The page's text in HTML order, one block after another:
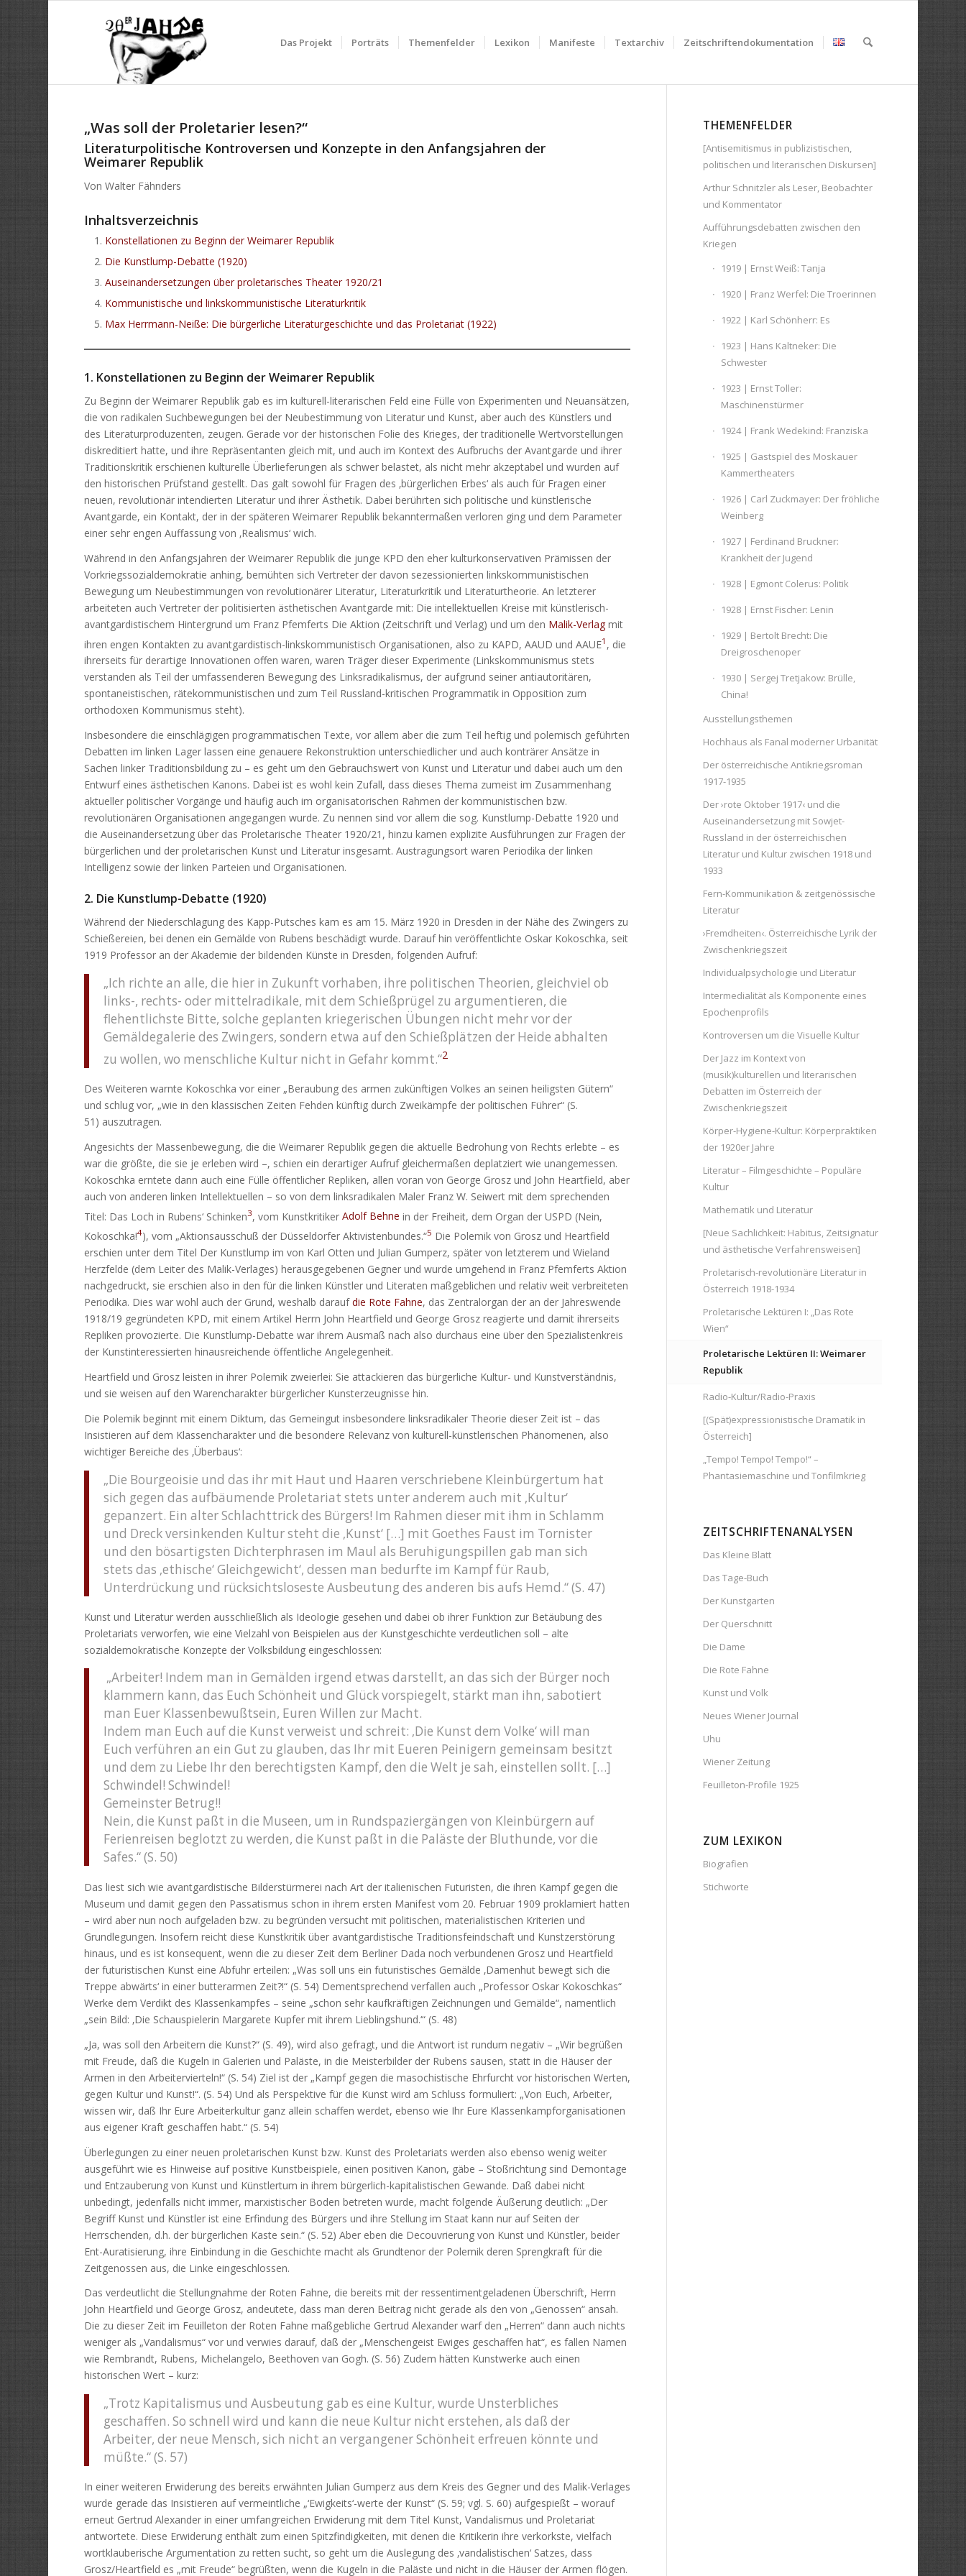
Das Projekt Porträts Themenfelder Lexikon Manifeste Textarchiv Zeitschriftendokumentation
„Was soll der Proletarier lesen?“
Literaturpolitische Kontroversen und Konzepte in den Anfangsjahren der
Weimarer Republik
Von Walter Fähnders
Inhaltsverzeichnis
Konstellationen zu Beginn der Weimarer Republik
Die Kunstlump-Debatte (1920)
Auseinandersetzungen über proletarisches Theater 1920/21
Kommunistische und linkskommunistische Literaturkritik
Max Herrmann-Neiße: Die bürgerliche Literaturgeschichte und das Proletariat (1922)
1. Konstellationen zu Beginn der Weimarer Republik
Zu Beginn der Weimarer Republik gab es im kulturell-literarischen Feld eine Fülle von Experimenten und Neuansätzen,
die von radikalen Suchbewegungen bei der Neubestimmung von Literatur und Kunst, aber auch des Künstlers und
des Literaturproduzenten, zeugen. Gerade vor der historischen Folie des Krieges, der traditionelle Wertvorstellungen
diskreditiert hatte, und ihre Repräsentanten gleich mit, und auch im Kontext des Aufbruchs der Avantgarde und ihrer
Traditionskritik erschienen kulturelle Überlieferungen als schwer belastet, als nicht mehr akzeptabel und wurden auf
den historischen Prüfstand gestellt. Das galt sowohl für Fragen des ‚bürgerlichen Erbes‘ als auch für Fragen einer
neuen, revolutionär intendierten Literatur und ihrer Ästhetik. Dabei berührten sich politische und künstlerische
Avantgarde, ein Kontakt, der in der späteren Weimarer Republik bekanntermaßen verloren ging und dem Parameter
einer sehr engen Auffassung von ‚Realismus‘ wich.
Während in den Anfangsjahren der Weimarer Republik die junge KPD den eher kulturkonservativen Prämissen der
Vorkriegssozialdemokratie anhing, bemühten sich Vertreter der davon sezessionierten linkskommunistischen
Bewegung um Neubestimmungen von revolutionärer Literatur, Literaturkritik und Literaturtheorie. An letzterer
arbeiteten auch Vertreter der politisierten ästhetischen Avantgarde mit: Die intellektuellen Kreise mit künstlerisch-
avantgardistischem Hintergrund um Franz Pfemferts Die Aktion (Zeitschrift und Verlag) und um den Malik-Verlag mit
ihren engen Kontakten zu avantgardistisch-linkskommunistisch Organisationen, also zu KAPD, AAUD und AAUE1 , die
ihrerseits für derartige Innovationen offen waren, waren Träger dieser Experimente (Linkskommunismus stets
verstanden als Teil der umfassenderen Bewegung des Linksradikalismus, der aufgrund seiner antiautoritären,
spontaneistischen, rätekommunistischen und zum Teil Russland-kritischen Programmatik in Opposition zum
orthodoxen Kommunismus steht).
Insbesondere die einschlägigen programmatischen Texte, vor allem aber die zum Teil heftig und polemisch geführten
Debatten im linken Lager lassen eine genauere Rekonstruktion unterschiedlicher und auch konträrer Ansätze in
Sachen linker Traditionsbildung zu – es geht um den Gebrauchswert von Kunst und Literatur und dabei auch um den
Entwurf eines ästhetischen Kanons. Dabei ist es wohl kein Zufall, dass dieses Thema zumeist im Zusammenhang
aktueller politischer Vorgänge und häufig auch im organisatorischen Rahmen der kommunistischen bzw.
revolutionären Organisationen angegangen wurde. Zu nennen sind vor allem die sog. Kunstlump-Debatte 1920 und
die Auseinandersetzung über das Proletarische Theater 1920/21, hinzu kamen explizite Ausführungen zur Fragen der
bürgerlichen und der proletarischen Kunst und Literatur insgesamt. Austragungsort waren Periodika der linken
Intelligenz sowie der linken Parteien und Organisationen.
2. Die Kunstlump-Debatte (1920)
Während der Niederschlagung des Kapp-Putsches kam es am 15. März 1920 in Dresden in der Nähe des Zwingers zu
Schießereien, bei denen ein Gemälde von Rubens beschädigt wurde. Darauf hin veröffentlichte Oskar Kokoschka, seit
1919 Professor an der Akademie der bildenden Künste in Dresden, folgenden Aufruf:
„Ich richte an alle, die hier in Zukunft vorhaben, ihre politischen Theorien, gleichviel ob
links-, rechts- oder mittelradikale, mit dem Schießprügel zu argumentieren, die
flehentlichste Bitte, solche geplanten kriegerischen Übungen nicht mehr vor der
Gemäldegalerie des Zwingers, sondern etwa auf den Schießplätzen der Heide abhalten
zu wollen, wo menschliche Kultur nicht in Gefahr kommt.“2
Des Weiteren warnte Kokoschka vor einer „Beraubung des armen zukünftigen Volkes an seinen heiligsten Gütern“
und schlug vor, „wie in den klassischen Zeiten Fehden künftig durch Zweikämpfe der politischen Führer“ (S.
51) auszutragen.
Angesichts der Massenbewegung, die die Weimarer Republik gegen die aktuelle Bedrohung von Rechts erlebte – es
war die größte, die sie je erleben wird –, schien ein derartiger Aufruf gleichermaßen deplatziert wie unangemessen.
Kokoschka erntete dann auch eine Fülle öffentlicher Repliken, allen voran von George Grosz und John Heartfield, aber
auch von anderen linken Intellektuellen – so von dem linksradikalen Maler Franz W. Seiwert mit dem sprechenden
Titel: Das Loch in Rubens‘ Schinken3, vom KunstkritikerAdolf Behne in der Freiheit, dem Organ der USPD (Nein,
Kokoschka!4), vom „Aktionsausschuß der Düsseldorfer Aktivistenbundes.“5 Die Polemik von Grosz und Heartfield
erschien unter dem Titel Der Kunstlump im von Karl Otten und Julian Gumperz, später von letzterem und Wieland
Herzfelde (dem Leiter des Malik-Verlages) herausgegebenen Gegner und wurde umgehend in Franz Pfemferts Aktion
nachgedruckt, sie erschien also in den für die linken Künstler und Literaten maßgeblichen und relativ weit verbreiteten
Periodika. Dies war wohl auch der Grund, weshalb daraufdie Rote Fahne, das Zentralorgan der an der Jahreswende
1918/19 gegründeten KPD, mit einem Artikel Herrn John Heartfield und George Grosz reagierte und damit ihrerseits
Repliken provozierte. Die Kunstlump-Debatte war ihrem Ausmaß nach also durchaus eine über den Spezialistenkreis
der Kunstinteressierten hinausreichende öffentliche Angelegenheit.
Heartfield und Grosz leisten in ihrer Polemik zweierlei: Sie attackieren das bürgerliche Kultur- und Kunstverständnis,
und sie weisen auf den Warencharakter bürgerlicher Kunsterzeugnisse hin.
Die Polemik beginnt mit einem Diktum, das Gemeingut insbesondere linksradikaler Theorie dieser Zeit ist – das
Insistieren auf dem Klassencharakter und die besondere Relevanz von kulturell-künstlerischen Phänomenen, also
wichtiger Bereiche des ‚Überbaus‘:
„Die Bourgeoisie und das ihr mit Haut und Haaren verschriebene Kleinbürgertum hat
sich gegen das aufbäumende Proletariat stets unter anderem auch mit ‚Kultur‘
gepanzert. Ein alter Schlachttrick des Bürgers! Im Rahmen dieser mit ihm in Schlamm
und Dreck versinkenden Kultur steht die ‚Kunst‘ […] mit Goethes Faust im Tornister
und den bösartigsten Dichterphrasen im Maul als Beruhigungspillen gab man sich
stets das ‚ethische‘ Gleichgewicht‘, dessen man bedurfte im Kampf für Raub,
Unterdrückung und rücksichtsloseste Ausbeutung des anderen bis aufs Hemd.“ (S. 47)
Kunst und Literatur werden ausschließlich als Ideologie gesehen und dabei ob ihrer Funktion zur Betäubung des
Proletariats verworfen, wie eine Vielzahl von Beispielen aus der Kunstgeschichte verdeutlichen soll – alte
sozialdemokratische Konzepte der Volksbildung eingeschlossen:
„Arbeiter! Indem man in Gemälden irgend etwas darstellt, an das sich der Bürger noch
klammern kann, das Euch Schönheit und Glück vorspiegelt, stärkt man ihn, sabotiert
man Euer Klassenbewußtsein, Euren Willen zur Macht.
Indem man Euch auf die Kunst verweist und schreit: ‚Die Kunst dem Volke‘ will man
Euch verführen an ein Gut zu glauben, das Ihr mit Eueren Peinigern gemeinsam besitzt
und dem zu Liebe Ihr den berechtigsten Kampf, den die Welt je sah, einstellen sollt. […]
Schwindel! Schwindel!
Gemeinster Betrug!!
Nein, die Kunst paßt in die Museen, um in Rundspaziergängen von Kleinbürgern auf
Ferienreisen beglotzt zu werden, die Kunst paßt in die Paläste der Bluthunde, vor die
Safes.“ (S. 50)
Das liest sich wie avantgardistische Bilderstürmerei nach Art der italienischen Futuristen, die ihren Kampf gegen die
Museum und damit gegen den Passatismus schon in ihrem ersten Manifest vom 20. Februar 1909 proklamiert hatten
– wird aber nun noch aufgeladen bzw. zu begründen versucht mit politischen, materialistischen Kriterien und
Grundlegungen. Insofern reicht diese Kunstkritik über avantgardistische Traditionsfeindschaft und Kunstzerstörung
hinaus, und es ist konsequent, wenn die zu dieser Zeit dem Berliner Dada noch verbundenen Grosz und Heartfield
der futuristischen Kunst eine Abfuhr erteilen: „Was soll uns ein futuristisches Gemälde ‚Damenhut bewegt sich die
Treppe abwärts‘ in einer butterarmen Zeit?!“ (S. 54) Dementsprechend verfallen auch „Professor Oskar Kokoschkas“
Werke dem Verdikt des Klassenkampfes – seine „schon sehr kaufkräftigen Zeichnungen und Gemälde“, namentlich
„sein Bild: ‚Die Schauspielerin Margarete Kupfer mit ihrem Lieblingshund.‘“ (S. 48)
„Ja, was soll den Arbeitern die Kunst?“ (S. 49), wird also gefragt, und die Antwort ist rundum negativ – „Wir begrüßen
mit Freude, daß die Kugeln in Galerien und Paläste, in die Meisterbilder der Rubens sausen, statt in die Häuser der
Armen in den Arbeitervierteln!“ (S. 54) Ziel ist der „Kampf gegen die masochistische Ehrfurcht vor historischen Werten,
gegen Kultur und Kunst!“. (S. 54) Und als Perspektive für die Kunst wird am Schluss formuliert: „Von Euch, Arbeiter,
wissen wir, daß Ihr Eure Arbeiterkultur ganz allein schaffen werdet, ebenso wie Ihr Eure Klassenkampforganisationen
aus eigener Kraft geschaffen habt.“ (S. 54)
Überlegungen zu einer neuen proletarischen Kunst bzw. Kunst des Proletariats werden also ebenso wenig weiter
ausgeführt wie es Hinweise auf positive Kunstbeispiele, einen positiven Kanon, gäbe – Stoßrichtung sind Demontage
und Entzauberung von Kunst und Künstlertum in ihrem bürgerlich-kapitalistischen Gewande. Daß dabei nicht
unbedingt, jedenfalls nicht immer, marxistischer Boden betreten wurde, macht folgende Äußerung deutlich: „Der
Begriff Kunst und Künstler ist eine Erfindung des Bürgers und ihre Stellung im Staat kann nur auf Seiten der
Herrschenden, d.h. der bürgerlichen Kaste sein.“ (S. 52) Aber eben die Decouvrierung von Kunst und Künstler, beider
Ent-Auratisierung, ihre Einbindung in die Geschichte macht als Grundtenor der Polemik deren Sprengkraft für die
Zeitgenossen aus, die Linke eingeschlossen.
Das verdeutlicht die Stellungnahme der Roten Fahne, die bereits mit der ressentimentgeladenen Überschrift, Herrn
John Heartfield und George Grosz, andeutete, dass man deren Beitrag nicht gerade als den von „Genossen“ ansah.
Die zu dieser Zeit im Feuilleton der Roten Fahne maßgebliche Gertrud Alexander warf den „Herren“ dann auch nichts
weniger als „Vandalismus“ vor und verwies darauf, daß der „Menschengeist Ewiges geschaffen hat“, es fallen Namen
wie Rembrandt, Rubens, Michelangelo, Beethoven van Gogh. (S. 56) Zudem hätten Kunstwerke auch einen
historischen Wert – kurz:
„Trotz Kapitalismus und Ausbeutung gab es eine Kultur, wurde Unsterbliches
geschaffen. So schnell wird und kann die neue Kultur nicht erstehen, als daß der
Arbeiter, der neue Mensch, sich nicht an vergangener Schönheit erfreuen könnte und
müßte.“ (S. 57)
In einer weiteren Erwiderung des bereits erwähnten Julian Gumperz aus dem Kreis des Gegner und des Malik-Verlages
wurde gerade das Insistieren auf vermeintliche „‘Ewigkeits‘-werte der Kunst“ (S. 59; vgl. S. 60) aufgespießt – worauf
erneut Gertrud Alexander in einer umfangreichen Erwiderung mit dem Titel Kunst, Vandalismus und Proletariat
antwortete. Diese Erwiderung enthält zum einen Spitzfindigkeiten, mit denen die Kritikerin ihre verkorkste, vielfach
wortklauberische Argumentation zu retten sucht, so geht um die Auslegung des ‚vandalistischen‘ Satzes, dass
Grosz/Heartfield es „mit Freude“ begrüßten, wenn die Kugeln in die Paläste und nicht in die Häuser der Armen flögen.
THEMENFELDER
[Antisemitismus in publizistischen,
politischen und literarischen Diskursen]
Arthur Schnitzler als Leser, Beobachter
und Kommentator
Aufführungsdebatten zwischen den
Kriegen
1919 | Ernst Weiß: Tanja
1920 | Franz Werfel: Die Troerinnen
1922 | Karl Schönherr: Es
1923 | Hans Kaltneker: Die
Schwester
1923 | Ernst Toller:
Maschinenstürmer
1924 | Frank Wedekind: Franziska
1925 | Gastspiel des Moskauer
Kammertheaters
1926 | Carl Zuckmayer: Der fröhliche
Weinberg
1927 | Ferdinand Bruckner:
Krankheit der Jugend
1928 | Egmont Colerus: Politik
1928 | Ernst Fischer: Lenin
1929 | Bertolt Brecht: Die
Dreigroschenoper
1930 | Sergej Tretjakow: Brülle,
China!
Ausstellungsthemen
Hochhaus als Fanal moderner Urbanität
Der österreichische Antikriegsroman
1917-1935
Der ›rote Oktober 1917‹ und die
Auseinandersetzung mit Sowjet-
Russland in der österreichischen
Literatur und Kultur zwischen 1918 und
1933
Fern-Kommunikation & zeitgenössische
Literatur
›Fremdheiten‹. Österreichische Lyrik der
Zwischenkriegszeit
Individualpsychologie und Literatur
Intermedialität als Komponente eines
Epochenprofils
Kontroversen um die Visuelle Kultur
Der Jazz im Kontext von
(musik)kulturellen und literarischen
Debatten im Österreich der
Zwischenkriegszeit
Körper-Hygiene-Kultur: Körperpraktiken
der 1920er Jahre
Literatur – Filmgeschichte – Populäre
Kultur
Mathematik und Literatur
[Neue Sachlichkeit: Habitus, Zeitsignatur
und ästhetische Verfahrensweisen]
Proletarisch-revolutionäre Literatur in
Österreich 1918-1934
Proletarische Lektüren I: „Das Rote
Wien“
Proletarische Lektüren II: Weimarer
Republik
Radio-Kultur/Radio-Praxis
[(Spät)expressionistische Dramatik in
Österreich]
„Tempo! Tempo! Tempo!“ –
Phantasiemaschine und Tonfilmkrieg
ZEITSCHRIFTENANALYSEN
Das Kleine Blatt
Das Tage-Buch
Der Kunstgarten
Der Querschnitt
Die Dame
Die Rote Fahne
Kunst und Volk
Neues Wiener Journal
Uhu
Wiener Zeitung
Feuilleton-Profile 1925
ZUM LEXIKON
Biografien
Stichworte